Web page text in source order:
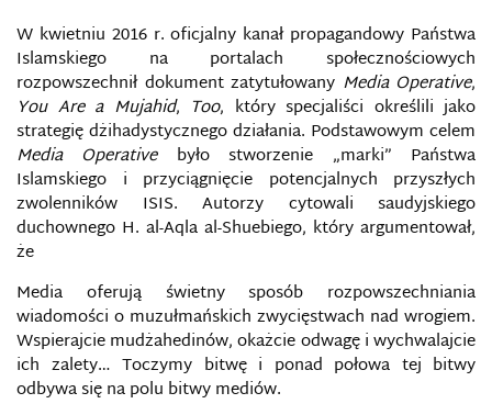
W kwietniu 2016 r. oficjalny kanał propagandowy Państwa
Islamskiego na portalach społecznościowych
rozpowszechnił dokument zatytułowany Media Operative,
You Are a Mujahid, Too, który specjaliści określili jako
strategię dżihadystycznego działania. Podstawowym celem
Media Operativebyło stworzenie „marki” Państwa
Islamskiego i przyciągnięcie potencjalnych przyszłych
zwolenników ISIS. Autorzy cytowali saudyjskiego
duchownego H. al-Aqla al-Shuebiego, który argumentował,
że
Media oferują świetny sposób rozpowszechniania
wiadomości o muzułmańskich zwycięstwach nad wrogiem.
Wspierajcie mudżahedinów, okażcie odwagę i wychwalajcie
ich zalety… Toczymy bitwę i ponad połowa tej bitwy
odbywa się na polu bitwy mediów.
BIAŁA, SZARA I CZARNA PROPAGANDA
BIAŁY WYWIAD
BIG DATA
BITWA WIELOOBSZAROWA
BLOKADA INFORMACYJNA
BOTNET